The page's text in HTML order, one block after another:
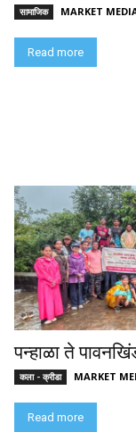
सामाजिक MARKET
Read more
पन्हाळा ते
कला - क्रीडा MARKET
Read more